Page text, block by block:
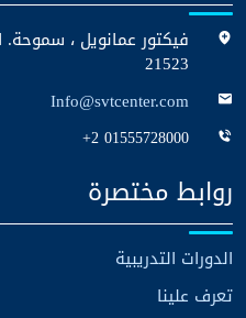
فيكتور عمانويل ،
21523
Info@svtcenter.com
+2 01555728000
روابط مختصرة
الدورات التدريبية
تعرف علينا